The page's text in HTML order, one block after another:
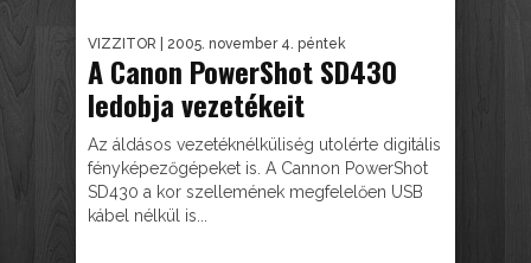
VIZZITOR | 2005. november 4. péntek
A Canon PowerShot SD430
ledobja vezetékeit
Az áldásos vezetéknélküliség utolérte digitális
fényképezőgépeket is. A Cannon PowerShot
SD430 a kor szellemének megfelelően USB
kábel nélkül is...